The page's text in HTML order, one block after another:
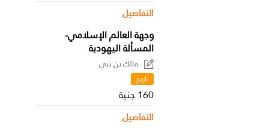
التفاصيل
وجهة العالم الإسلامي-
المسألة اليهودية
مالك بن نبي
تاريخ
160 جنية
التفاصيل